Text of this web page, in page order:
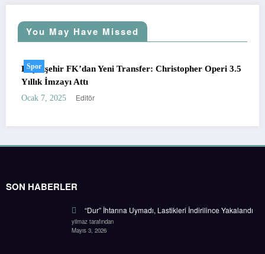
You May Have Missed
FK’dan Yeni Transfer: Christopher Operi 3.5
Attı
Editör
Spor
SON HABERLER
“Dur” İhtarına Uymadı, Lastikleri İndirilince Yakalandı
Mayıs 3, 2026